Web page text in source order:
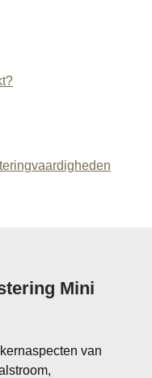
Mini
van